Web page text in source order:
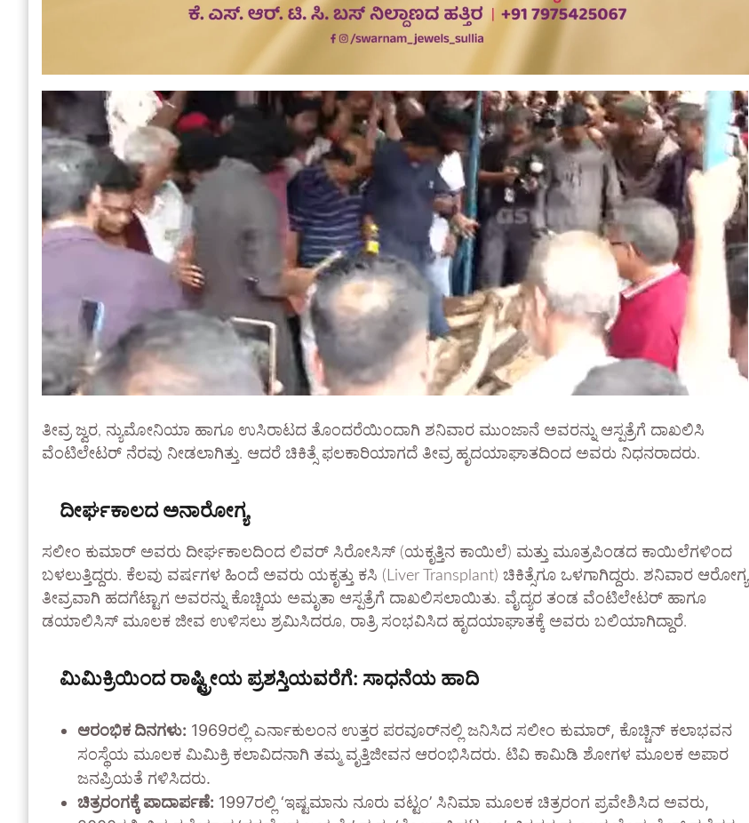
ತೀವ್ರ ಜ್ವರ, ನ್ಯುಮೋನಿಯಾ ಹಾಗೂ ಉಸಿರಾಟದ ತೊಂದರೆಯಿಂದಾಗಿ ಶನಿವಾರ ಮುಂಜಾನೆ ಅವರನ್ನು ಆಸ್ಪತ್ರೆಗೆ ದಾಖಲಿಸಿ
ವೆಂಟಿಲೇಟರ್ ನೆರವು ನೀಡಲಾಗಿತ್ತು. ಆದರೆ ಚಿಕಿತ್ಸೆ ಫಲಕಾರಿಯಾಗದೆ ತೀವ್ರ ಹೃದಯಾಘಾತದಿಂದ ಅವರು ನಿಧನರಾದರು.
ದೀರ್ಘಕಾಲದ ಅನಾರೋಗ್ಯ
ಸಲೀಂ ಕುಮಾರ್ ಅವರು ದೀರ್ಘಕಾಲದಿಂದ ಲಿವರ್ ಸಿರೋಸಿಸ್ (ಯಕೃತ್ತಿನ ಕಾಯಿಲೆ) ಮತ್ತು ಮೂತ್ರಪಿಂಡದ ಕಾಯಿಲೆಗಳಿಂದ
ಬಳಲುತ್ತಿದ್ದರು. ಕೆಲವು ವರ್ಷಗಳ ಹಿಂದೆ ಅವರು ಯಕೃತ್ತು ಕಸಿ (Liver Transplant) ಚಿಕಿತ್ಸೆಗೂ ಒಳಗಾಗಿದ್ದರು. ಶನಿವಾರ ಆರೋಗ್ಯ
ತೀವ್ರವಾಗಿ ಹದಗೆಟ್ಟಾಗ ಅವರನ್ನು ಕೊಚ್ಚಿಯ ಅಮೃತಾ ಆಸ್ಪತ್ರೆಗೆ ದಾಖಲಿಸಲಾಯಿತು. ವೈದ್ಯರ ತಂಡ ವೆಂಟಿಲೇಟರ್ ಹಾಗೂ
ಡಯಾಲಿಸಿಸ್ ಮೂಲಕ ಜೀವ ಉಳಿಸಲು ಶ್ರಮಿಸಿದರೂ, ರಾತ್ರಿ ಸಂಭವಿಸಿದ ಹೃದಯಾಘಾತಕ್ಕೆ ಅವರು ಬಲಿಯಾಗಿದ್ದಾರೆ.
ಮಿಮಿಕ್ರಿಯಿಂದ ರಾಷ್ಟ್ರೀಯ ಪ್ರಶಸ್ತಿಯವರೆಗೆ: ಸಾಧನೆಯ ಹಾದಿ
ಆರಂಭಿಕ ದಿನಗಳು: 1969ರಲ್ಲಿ ಎರ್ನಾಕುಲಂನ ಉತ್ತರ ಪರವೂರ್‌ನಲ್ಲಿ ಜನಿಸಿದ ಸಲೀಂ ಕುಮಾರ್, ಕೊಚ್ಚಿನ್ ಕಲಾಭವನ
ಸಂಸ್ಥೆಯ ಮೂಲಕ ಮಿಮಿಕ್ರಿ ಕಲಾವಿದನಾಗಿ ತಮ್ಮ ವೃತ್ತಿಜೀವನ ಆರಂಭಿಸಿದರು. ಟಿವಿ ಕಾಮಿಡಿ ಶೋಗಳ ಮೂಲಕ ಅಪಾರ
ಜನಪ್ರಿಯತೆ ಗಳಿಸಿದರು.
ಚಿತ್ರರಂಗಕ್ಕೆ ಪಾದಾರ್ಪಣೆ: 1997ರಲ್ಲಿ ‘ಇಷ್ಟಮಾನು ನೂರು ವಟ್ಟಂ’ ಸಿನಿಮಾ ಮೂಲಕ ಚಿತ್ರರಂಗ ಪ್ರವೇಶಿಸಿದ ಅವರು,